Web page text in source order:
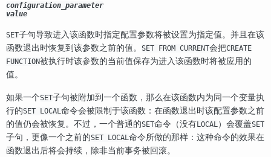
configuration_parameter
value
SET子句导致进入该函数时指定配置参数将被设置为指定值。并且在该
函数退出时恢复到该参数之前的值。
SET FROM CURRENT会把CREATE
FUNCTION被执行时该参数的当前值保存为进入该函数时将被应用的
值。
如果一个SET子句被附加到一个函数，那么在该函数内为同一个变量执
行的SET LOCAL命令会被限制于该函数：在函数退出时该配置参数之前
的值仍会被恢复。不过，一个普通的SET命令（没有LOCAL）会覆盖SET
子句，更像一个之前的SET LOCAL命令所做的那样：这种命令的效果在
函数退出后将会持续，除非当前事务被回滚。